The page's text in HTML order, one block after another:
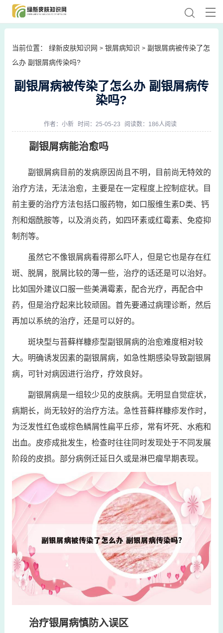
当前位置： 绿新皮肤知识网 > 银屑病知识 > 副银屑病被传染了怎
么办 副银屑病传染吗?
副银屑病被传染了怎么办 副银屑病传
染吗?
作者： 小新 时间：25-05-23 阅读数：186人阅读
副银屑病能治愈吗
副银屑病目前的发病原因尚且不明，目前尚无特效的
治疗方法，无法治愈，主要是在一定程度上控制症状。目
前主要的治疗方法包括口服药物，如口服维生素D类、钙
剂和烟酰胺等，以及消炎药，如四环素或红霉素、免疫抑
制剂等。
虽然它不像银屑病看得那么吓人，但是它也是存在红
斑、脱屑，脱屑比较的薄一些，治疗的话还是可以治好。
比如国外建议口服一些美满霉素，配合光疗，再配合中
药，但是治疗起来比较顽固。首先要通过病理诊断，然后
再加以系统的治疗，还是可以好的。
斑块型与苔藓样糠疹型副银屑病的治愈难度相对较
大。明确诱发因素的副银屑病，如急性期感染导致副银屑
病，可针对病因进行治疗，疗效良好。
副银屑病是一组较少见的皮肤病。无明显自觉症状，
病期长，尚无较好的治疗方法。急性苔藓样糠疹发作时，
为泛发性红色或棕色鳞屑性扁平丘疹，常有坏死、水疱和
出血。皮疹成批发生，检查时往往同时发现处于不同发展
阶段的皮损。部分病例迁延日久或是淋巴瘤早期表现。
治疗银屑病慎防入误区